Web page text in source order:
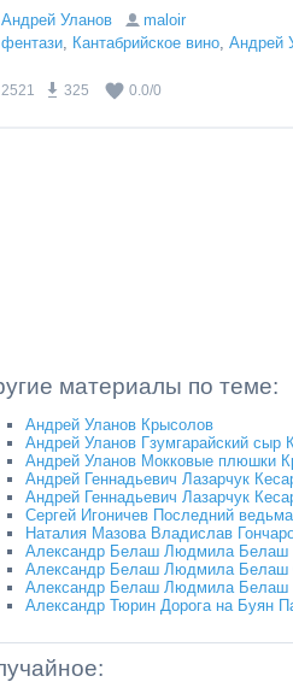
Андрей Уланов
maloir
фентази, Кантабрийское вино, Андрей
2521 325 0.0/0
материалы по теме:
Андрей Уланов Крысолов
Андрей Уланов Гзумгарайский сыр
Андрей Уланов Мокковые плюшки
Андрей Геннадьевич Лазарчук
Андрей Геннадьевич Лазарчук
Сергей Игоничев Последний
Наталия Мазова Владислав
Александр Белаш Людмила Белаш
Александр Белаш Людмила Белаш
Александр Белаш Людмила Белаш
Александр Тюрин Дорога на Буян